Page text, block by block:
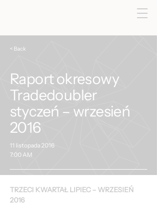
< Back
Raport okresowy
Tradedoubler
styczeń – wrzesień
2016
11 listopada 2016
7:00 AM
TRZECI KWARTAŁ LIPIEC – WRZESIEŃ
2016